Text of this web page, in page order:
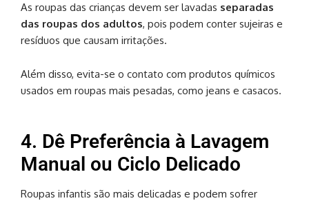
As roupas das crianças devem ser lavadas separadas
das roupas dos adultos, pois podem conter sujeiras e
resíduos que causam irritações.
Além disso, evita-se o contato com produtos químicos
usados em roupas mais pesadas, como jeans e casacos.
4. Dê Preferência à Lavagem
Manual ou Ciclo Delicado
Roupas infantis são mais delicadas e podem sofrer